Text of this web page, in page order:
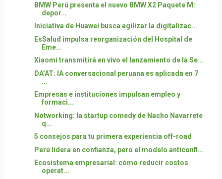
BMW Perú presenta el nuevo BMW X2 Paquete M:
depor...
Iniciativa de Huawei busca agilizar la digitalizac...
EsSalud impulsa reorganización del Hospital de
Eme...
Xiaomi transmitirá en vivo el lanzamiento de la Se...
DA’AT: IA conversacional peruana es aplicada en 7
...
Empresas e instituciones impulsan empleo y
formaci...
Notworking: la startup comedy de Nacho Navarrete
q...
5 consejos para tu primera experiencia off-road
Perú lidera en confianza, pero el modelo anticonfl...
Ecosistema empresarial: cómo reducir costos
operat...